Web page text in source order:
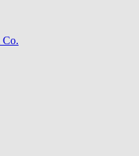
Co.